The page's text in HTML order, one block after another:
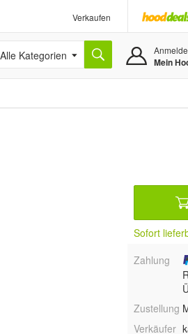
Verkaufen
Alle Kategorien
Mein
Sofort
Zahlung
Zustellung
Verkäufer